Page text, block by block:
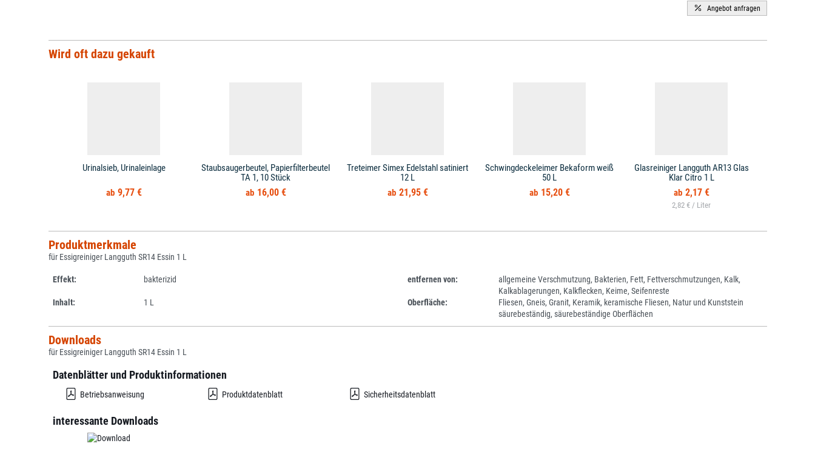
Wird oft dazu gekauft
Urinalsieb, Urinaleinlage
9,77 €
Staubsaugerbeutel, Papierfilterbeutel
TA 1, 10 Stück
16,00 €
Treteimer Simex Edelstahl satiniert
12 L
21,95 €
Schwingdeckeleimer Bekaform weiß
50 L
15,20 €
Glasreiniger Langguth AR13 Glas
Klar Citro 1 L
2,17 €
2,82 € /
Produktmerkmale
für Essigreiniger Langguth SR14 Essin 1 L
Effekt: bakterizid entfernen von:
allgemeine Verschmutzung, Bakterien, Fett, Fettverschmutzungen, Kalk,
Kalkablagerungen, Kalkflecken, Keime, Seifenreste
Inhalt:
1 L Oberfläche:
Fliesen, Gneis, Granit, Keramik, keramische Fliesen, Natur und Kunststein
säurebeständig, säurebeständige Oberflächen
Downloads
für Essigreiniger Langguth SR14 Essin 1 L
Datenblätter und Produktinformationen
Betriebsanweisung Produktdatenblatt Sicherheitsdatenblatt
interessante Downloads